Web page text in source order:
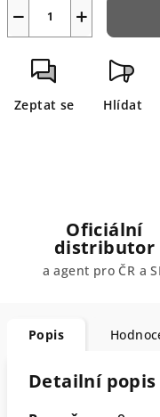
+
−
Zeptat se Hlídat
Oficiální
distributor
a agent pro ČR a
Popis
Detailní